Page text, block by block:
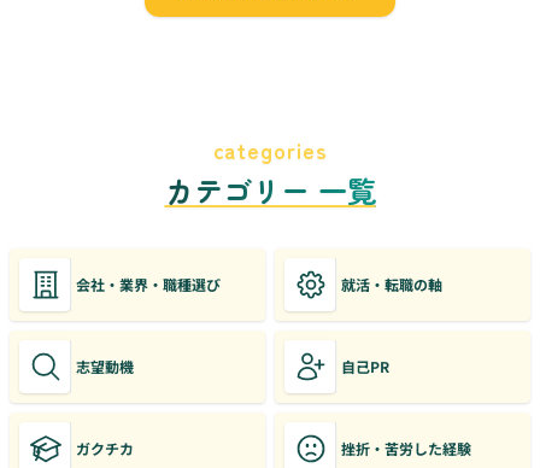
categories
カテゴリー 一覧
会社・業界・職種選び 就活・転職の軸
志望動機 自己PR
ガクチカ 挫折・苦労した経験